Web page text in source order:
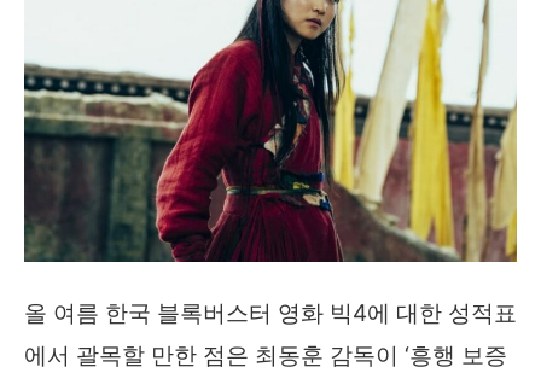
올 여름 한국 블록버스터 영화 빅4에 대한 성적표
에서 괄목할 만한 점은 최동훈 감독이 ‘흥행 보증